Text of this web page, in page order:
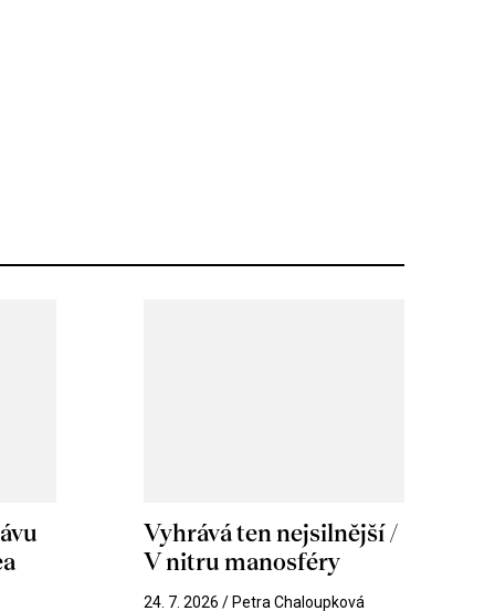
Vyhrává ten nejsilnější /
V nitru manosféry
24. 7. 2026 / Petra Chaloupková